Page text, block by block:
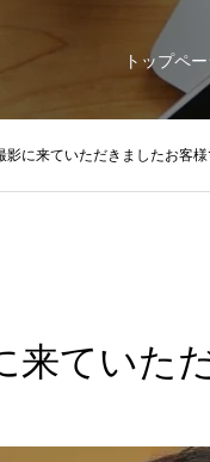
トップペ
影に来ていただきましたお客
来ていた